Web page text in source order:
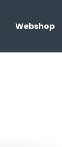
Webshop